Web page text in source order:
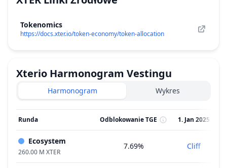
Tokenomics
https://docs.xter.io/token-economy/token-allocation
Xterio Harmonogram Vestingu
Harmonogram Wykres
Runda Odblokowanie TGE 1. Jan 2025
Ecosystem
260.00 M XTER
7.69% Cliff